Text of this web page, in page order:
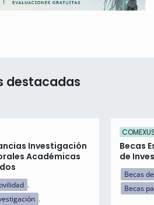
destacadas
Investigación
Académicas
Becas
de
Becas
Becas